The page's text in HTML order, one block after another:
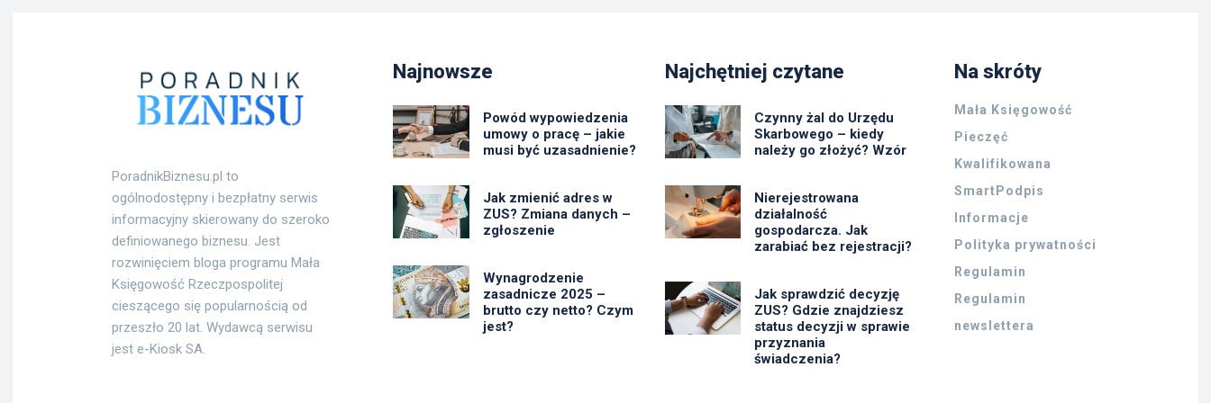
PoradnikBiznesu.pl to
ogólnodostępny i bezpłatny serwis
informacyjny skierowany do szeroko
definiowanego biznesu. Jest
rozwinięciem bloga programu Mała
Księgowość Rzeczpospolitej
cieszącego się popularnością od
przeszło 20 lat. Wydawcą serwisu
jest e-Kiosk SA.
Najnowsze
Powód wypowiedzenia
umowy o pracę – jakie
musi być uzasadnienie?
Jak zmienić adres w
ZUS? Zmiana danych –
zgłoszenie
Wynagrodzenie
zasadnicze 2025 –
brutto czy netto? Czym
jest?
Najchętniej czytane
Czynny żal do Urzędu
Skarbowego – kiedy
należy go złożyć? Wzór
Nierejestrowana
działalność
gospodarcza. Jak
zarabiać bez rejestracji?
Jak sprawdzić decyzję
ZUS? Gdzie znajdziesz
status decyzji w sprawie
przyznania
świadczenia?
Na skróty
Mała Księgowość
Pieczęć
Kwalifikowana
SmartPodpis
Informacje
Polityka prywatności
Regulamin
Regulamin
newslettera